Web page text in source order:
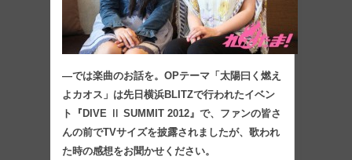
―では楽曲のお話を。OPテーマ「太陽曰く燃え
よカオス」は先日横浜BLITZで行われたイベン
ト『DIVE Ⅱ SUMMIT 2012』で、ファンの皆さ
んの前でTVサイズを披露されましたが、歌われ
た時の感想をお聞かせください。